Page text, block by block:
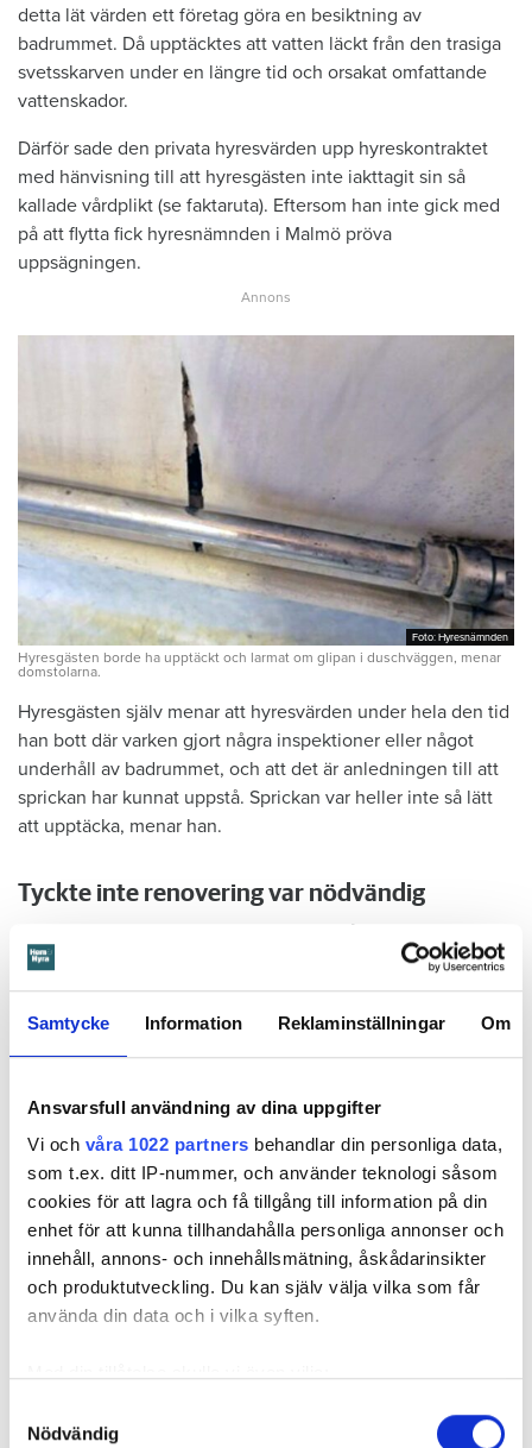
Samtycke Information Reklaminställningar Om
Ansvarsfull användning av dina uppgifter
Vi och våra 1022 partners behandlar din personliga data,
som t.ex. ditt IP-nummer, och använder teknologi såsom
cookies för att lagra och få tillgång till information på din
enhet för att kunna tillhandahålla personliga annonser och
innehåll, annons- och innehållsmätning, åskådarinsikter
och produktutveckling. Du kan själv välja vilka som får
använda din data och i vilka syften.
som kan ha en noggrannhet på upp till flera meter
Nödvändig
detta lät värden ett företag göra en besiktning av
badrummet. Då upptäcktes att vatten läckt från den trasiga
svetsskarven under en längre tid och orsakat omfattande
vattenskador.
Därför sade den privata hyresvärden upp hyreskontraktet
med hänvisning till att hyresgästen inte iakttagit sin så
kallade vårdplikt (se faktaruta). Eftersom han inte gick med
på att flytta fick hyresnämnden i Malmö pröva
uppsägningen.
Foto: Hyresnämnden
Foto: Hyresnämnden
Hyresgästen borde ha upptäckt och larmat om glipan i duschväggen, menar
domstolarna.
Hyresgästen själv menar att hyresvärden under hela den tid
han bott där varken gjort några inspektioner eller något
underhåll av badrummet, och att det är anledningen till att
sprickan har kunnat uppstå. Sprickan var heller inte så lätt
att upptäcka, menar han.
Tyckte inte renovering var nödvändig
Värden har en annan uppfattning, och påpekar att företaget
redan 2024 vände sig till hyresgästen med ett erbjudande
om att renovera hela lägenheten. Men då svarade
hyresgästen att både kök och badrum var i funktionellt
skadorna inte blivit lika omfattande och dyra att åtgärda,
menar värden.
Hyresnämndengick på värdens linje och beslutade att
kontraktet skulle upphöra från sista januari 2026.
Hyresgästen borde med tanke på att sprickan var så stor
som den var och satt där den satt ha insett att den kunde
medföra större problem, menar hyresnämnden.
med ett beslut. Den enda ändringen är att hyresgästen får